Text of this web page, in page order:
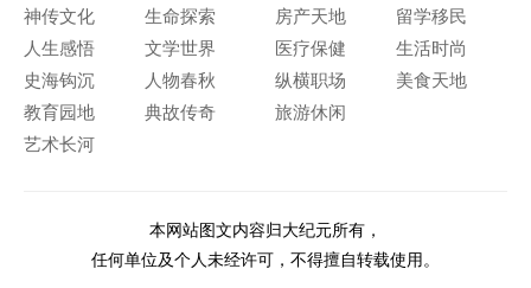
神传文化
生命探索
人生感悟
文学世界
史海钩沉
人物春秋
教育园地
典故传奇
艺术长河
房产天地
留学移民
医疗保健
生活时尚
纵横职场
美食天地
旅游休闲
本网站图文内容归大纪元所有，
任何单位及个人未经许可，不得擅自转载使用。